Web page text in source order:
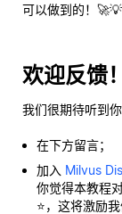
可以做到的！🚀💡
欢迎反馈！
我们很期待听到
在下方留言；
加入 Milvus
你觉得本教程
⭐，这将激励